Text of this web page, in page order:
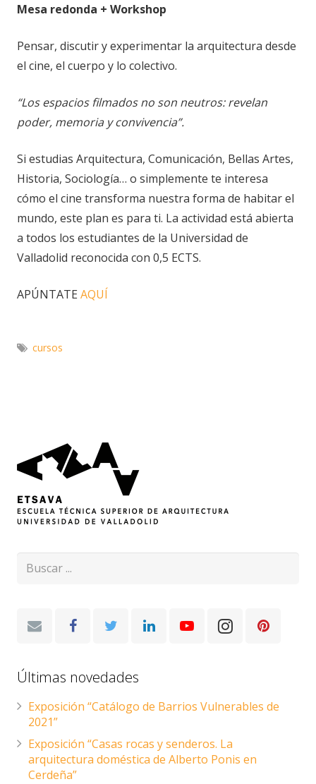
Mesa redonda + Workshop
Pensar, discutir y experimentar la arquitectura desde
el cine, el cuerpo y lo colectivo.
“Los espacios filmados no son neutros: revelan
poder, memoria y convivencia”.
Si estudias Arquitectura, Comunicación, Bellas Artes,
Historia, Sociología… o simplemente te interesa
cómo el cine transforma nuestra forma de habitar el
mundo, este plan es para ti. La actividad está abierta
a todos los estudiantes de la Universidad de
Valladolid reconocida con 0,5 ECTS.
APÚNTATE AQUÍ
cursos
Últimas novedades
Exposición “Catálogo de Barrios Vulnerables de
2021”
Exposición “Casas rocas y senderos. La
arquitectura doméstica de Alberto Ponis en
Cerdeña”